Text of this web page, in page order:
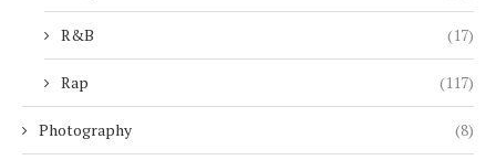
R&B (17)
Rap (117)
Photography (8)